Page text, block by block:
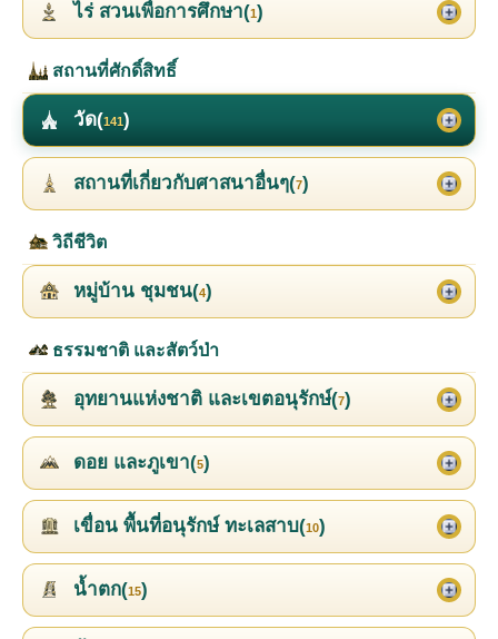
ไร่ สวนเพื่อการศึกษา(1)
สถานที่ศักดิ์สิทธิ์
วัด(141)
สถานที่เกี่ยวกับศาสนาอื่นๆ(7)
วิถีชีวิต
หมู่บ้าน ชุมชน(4)
ธรรมชาติ และสัตว์ป่า
อุทยานแห่งชาติ และเขตอนุรักษ์(7)
ดอย และภูเขา(5)
เขื่อน พื้นที่อนุรักษ์ ทะเลสาบ(10)
น้ำตก(15)